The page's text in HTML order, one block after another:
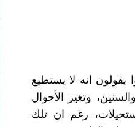
انه لا يستطيع
وتغير الأحوال
رغم ان تلك